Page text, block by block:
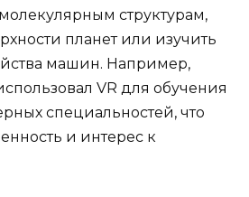
структурам,
планет или изучить
машин. Например,
VR для обучения
специальностей, что
и интерес к